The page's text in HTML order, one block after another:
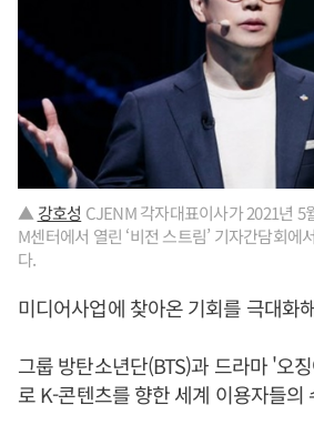
▲ 강호성 CJENM 각자대표이사가 2021년 5
M센터에서 열린 ‘비전 스트림’ 기자간담회에
다.
미디어사업에 찾아온 기회를 극대화
그룹 방탄소년단(BTS)과 드라마 '오
로 K-콘텐츠를 향한 세계 이용자들의